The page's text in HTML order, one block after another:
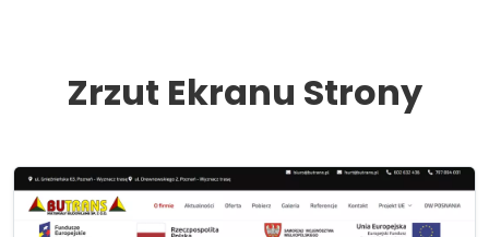
Zrzut Ekranu Strony